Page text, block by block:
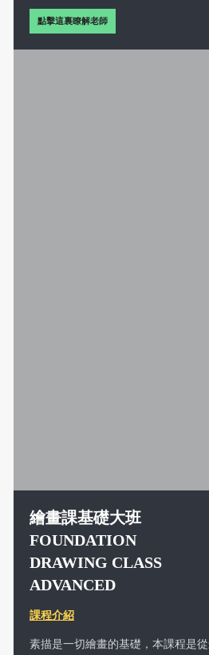
點擊這裏瞭解老師
繪畫課基礎大班
FOUNDATION
DRAWING CLASS
ADVANCED
課程介紹
素描是一切繪畫的基礎，本課程是